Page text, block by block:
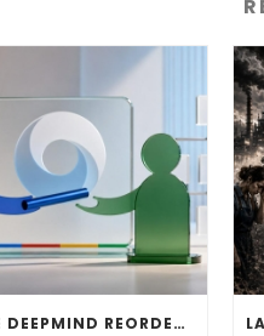
GOOGLE DEEPMIND REORDENA SU DIRECCIÓN: HASSABIS DEJA LA OPERACIÓN DIARIA